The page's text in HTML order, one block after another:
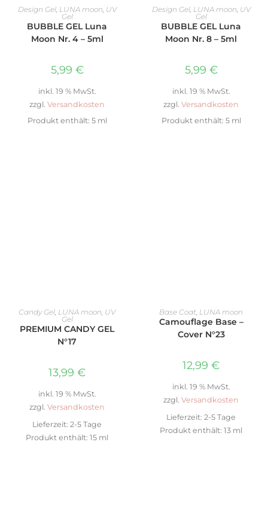
IN DEN WARENKORB
Design Gel, LUNA moon UV
Gel
BUBBLE GEL Luna
Moon Nr. 4 – 5ml
5,99 €
inkl. 19 % MwSt.
zzgl. Versandkosten
Produkt enthält: 5 ml
IN DEN WARENKORB
Design Gel, LUNA moon UV
Gel
BUBBLE GEL Luna
Moon Nr. 8 – 5ml
5,99 €
inkl. 19 % MwSt.
zzgl. Versandkosten
Produkt enthält: 5 ml
IN DEN WARENKORB
Candy Gel LUNA moon UV
Gel
PREMIUM CANDY GEL
N°17
13,99 €
inkl. 19 % MwSt.
zzgl. Versandkosten
Lieferzeit: 2-5 Tage
Produkt enthält: 15 ml
IN DEN WARENKORB
Base Coat LUNA moon
Camouflage Base –
Cover N°23
12,99 €
inkl. 19 % MwSt.
zzgl. Versandkosten
Lieferzeit: 2-5 Tage
Produkt enthält: 13 ml